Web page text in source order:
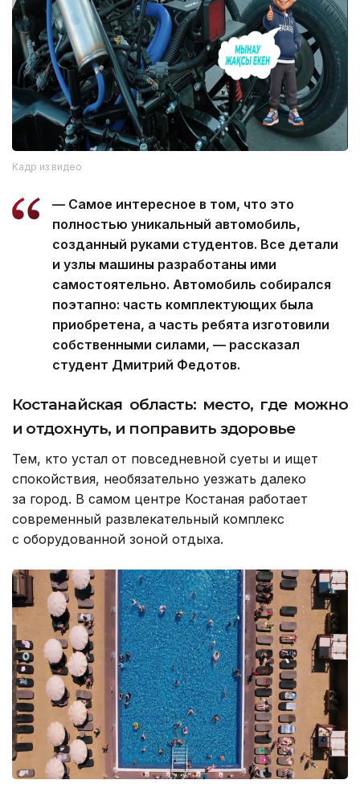
Кадр из видео
— Самое интересное в том, что это
полностью уникальный автомобиль,
созданный руками студентов. Все детали
и узлы машины разработаны ими
самостоятельно. Автомобиль собирался
поэтапно: часть комплектующих была
приобретена, а часть ребята изготовили
собственными силами, — рассказал
студент Дмитрий Федотов.
Костанайская область: место, где можно
и отдохнуть, и поправить здоровье
Тем, кто устал от повседневной суеты и ищет
спокойствия, необязательно уезжать далеко
за город. В самом центре Костаная работает
современный развлекательный комплекс
с оборудованной зоной отдыха.